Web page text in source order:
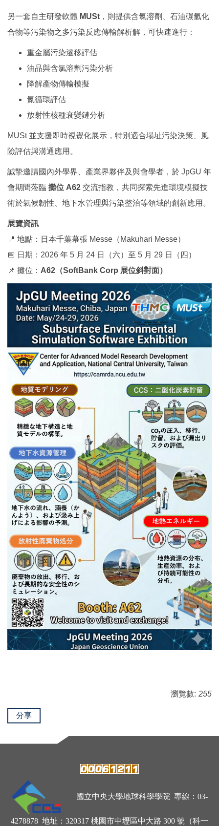
另一套自主研發軟體 MUSt ，則提供含氯溶劑、石油碳氫化
合物等污染物之多污染反應傳輸解析解，可快速進行：
重金屬污染遷移評估
油品與含氯溶劑污染分析
降解產物傳輸模擬
氮循環評估
放射性核種衰變鏈分析
MUSt 並支援即時視覺化展示，特別適合場址污染決策、風
險評估與溝通應用。
誠摯邀請國內外學界、產業界夥伴及與會學者，於 JpGU 年
會期間蒞臨 攤位 A62 交流指教，共同探索先進環境模擬技
術於氣候韌性、地下水管理與污染整治等領域的創新應用。
展覽資訊
📍 地點：日本千葉幕張 Messe（Makuhari Messe）
📅 日期：2026 年 5 月 24 日（六）至 5 月 29 日（四）
📌 攤位： A62（SoftBank Corp 展位斜對面）
瀏覽數: 255
分享
國立中央大學地球科學學院 專線：03-
4278878 地址：320317 桃園市中壢區中大路 300 號（科一